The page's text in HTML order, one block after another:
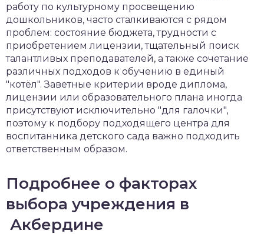
работу по культурному просвещению
дошкольников, часто сталкиваются с рядом
проблем: состояние бюджета, трудности с
приобретением лицензии, тщательный поиск
талантливых преподавателей, а также сочетание
различных подходов к обучению в единый
"котёл". Заветные критерии вроде диплома,
лицензии или образовательного плана иногда
присутствуют исключительно "для галочки",
поэтому к подбору подходящего центра для
воспитанника детского сада важно подходить
ответственным образом.
Подробнее о факторах
выбора учреждения в
Акбердине